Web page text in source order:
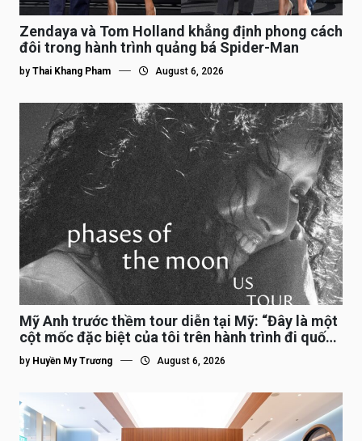
Zendaya và Tom Holland khẳng định phong cách
đôi trong hành trình quảng bá Spider-Man
by Thai Khang Pham August 6, 2026
Mỹ Anh trước thềm tour diễn tại Mỹ: “Đây là một
cột mốc đặc biệt của tôi trên hành trình đi quốc
tế”
by Huyền My Trương August 6, 2026